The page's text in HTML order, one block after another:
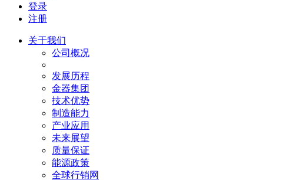
登录
注册
关于我们
公司概况
发展历程
金器集团
技术优势
制造能力
产业应用
未来展望
质量保证
能源政策
全球行销网